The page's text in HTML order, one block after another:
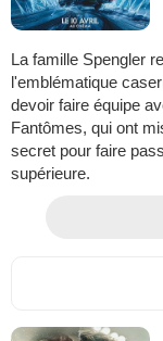
La famille Spengler
l'emblématique
devoir faire équipe
Fantômes, qui ont
secret pour faire
supérieure.